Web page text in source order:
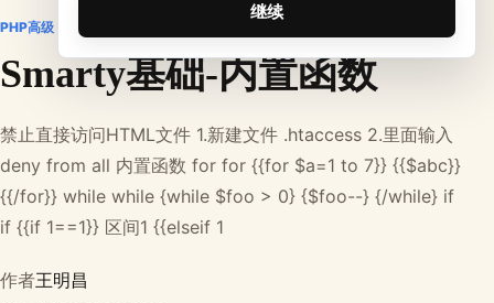
继续
PHP高级
Smarty基础-内置函数
禁止直接访问HTML文件 1.新建文件 .htaccess 2.里面输入
deny from all 内置函数 for for {{for $a=1 to 7}} {{$abc}}
{{/for}} while while {while $foo > 0} {$foo--} {/while} if
if {{if 1==1}} 区间1 {{elseif 1
作者王明昌